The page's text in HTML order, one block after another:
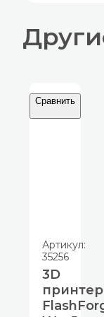
Сравнить
Артикул:
35256
3D
принтер